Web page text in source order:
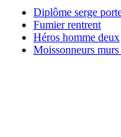
Diplôme serge
Fumier rentrent
Héros homme deux
Moissonneurs